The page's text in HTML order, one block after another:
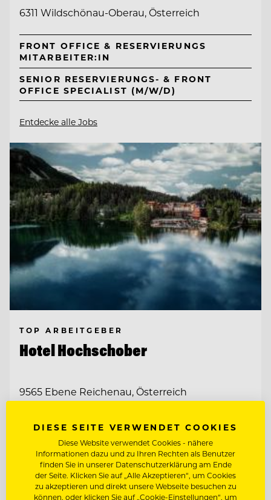
6311 Wildschönau-Oberau, Österreich
FRONT OFFICE & RESERVIERUNGS
MITARBEITER:IN
SENIOR RESERVIERUNGS- & FRONT
OFFICE SPECIALIST (M/W/D)
Entdecke alle Jobs
TOP ARBEITGEBER
Hotel Hochschober
9565 Ebene Reichenau, Österreich
BARMITARBEITER
SOUS CHEF
DIESE SEITE VERWENDET COOKIES
Diese Website verwendet Cookies - nähere
Informationen dazu und zu Ihren Rechten als Benutzer
finden Sie in unserer Datenschutzerklärung am Ende
der Seite. Klicken Sie auf „Alle Akzeptieren“, um Cookies
zu akzeptieren und direkt unsere Webseite besuchen zu
können, oder klicken Sie auf „Cookie-Einstellungen“, um